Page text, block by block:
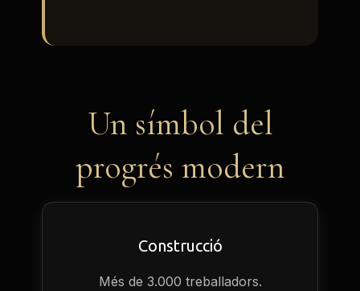
Un símbol del
progrés modern
Construcció
Més de 3.000 treballadors.